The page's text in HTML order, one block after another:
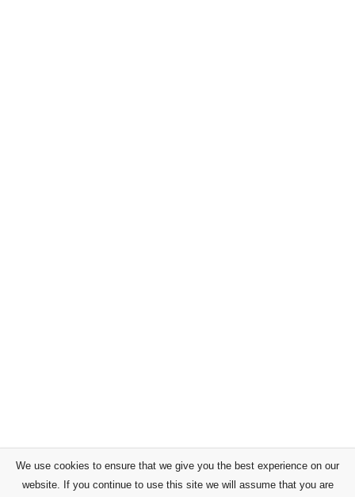
We use cookies to ensure that we give you the best experience on our
website. If you continue to use this site we will assume that you are